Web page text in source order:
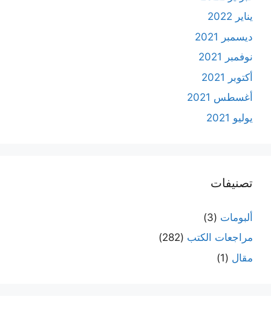
يناير 2022
ديسمبر 2021
نوفمبر 2021
أكتوبر 2021
أغسطس 2021
يوليو 2021
تصنيفات
ألبومات (3)
مراجعات الكتب (282)
مقال (1)